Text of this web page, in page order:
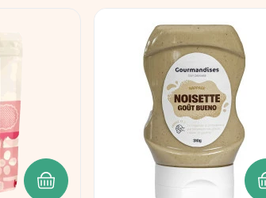
AJOUTER AU PANIER